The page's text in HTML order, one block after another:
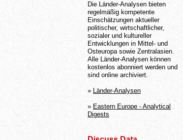
Die Länder-Analysen bieten
regelmäßig kompetente
Einschätzungen aktueller
politischer, wirtschaftlicher,
sozialer und kultureller
Entwicklungen in Mittel- und
Osteuropa sowie Zentralasien.
Alle Länder-Analysen können
kostenlos abonniert werden und
sind online archiviert.
» Länder-Analysen
» Eastern Europe - Analytical
Digests